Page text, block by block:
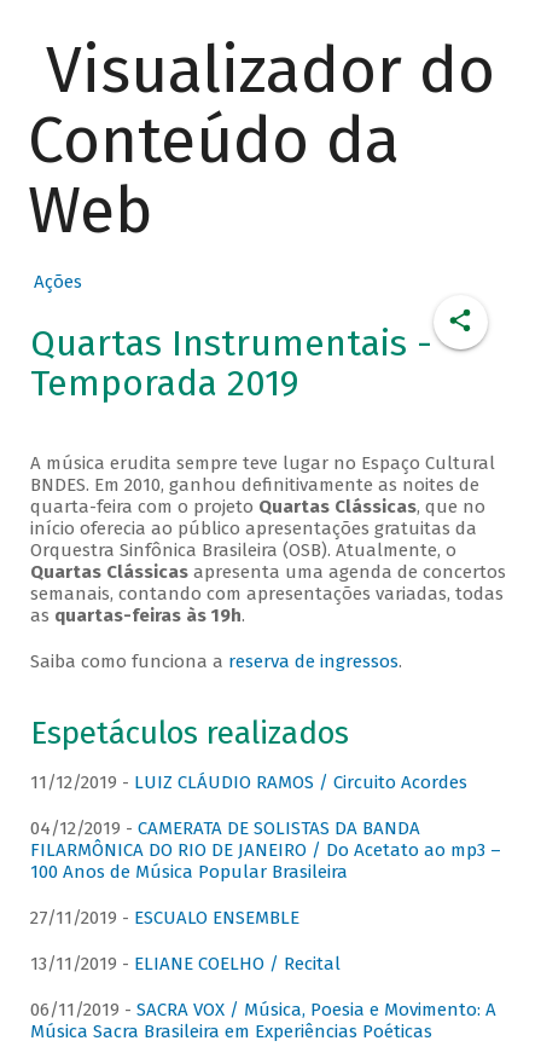
Visualizador do
Conteúdo da
Web
Ações
Quartas Instrumentais -
Temporada 2019
A música erudita sempre teve lugar no Espaço Cultural
BNDES. Em 2010, ganhou definitivamente as noites de
quarta-feira com o projeto Quartas Clássicas, que no
início oferecia ao público apresentações gratuitas da
Orquestra Sinfônica Brasileira (OSB). Atualmente, o
Quartas Clássicasapresenta uma agenda de concertos
semanais, contando com apresentações variadas, todas
as quartas-feiras às 19h.
Saiba como funciona a reserva de ingressos.
Espetáculos realizados
11/12/2019 - LUIZ CLÁUDIO RAMOS / Circuito Acordes
04/12/2019 - CAMERATA DE SOLISTAS DA BANDA
FILARMÔNICA DO RIO DE JANEIRO / Do Acetato ao mp3 –
100 Anos de Música Popular Brasileira
27/11/2019 - ESCUALO ENSEMBLE
13/11/2019 - ELIANE COELHO / Recital
06/11/2019 - SACRA VOX / Música, Poesia e Movimento: A
Música Sacra Brasileira em Experiências Poéticas